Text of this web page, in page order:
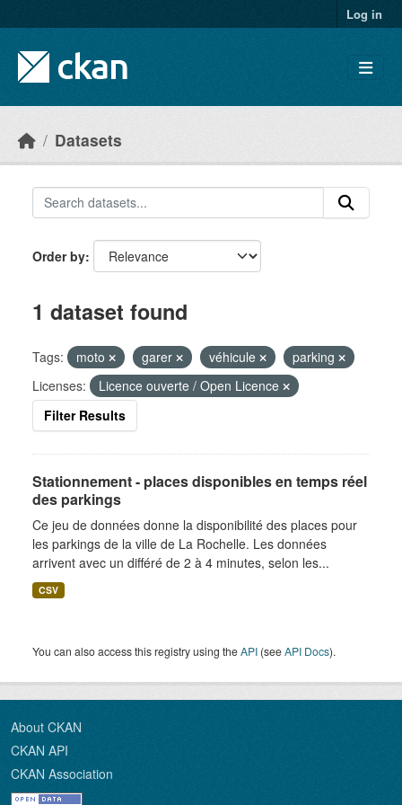
Log in
Datasets
Order by
1 dataset found
Tags: moto garer véhicule
parking
Licenses:
Licence ouverte / Open Licence
Filter Results
Stationnement - places disponibles en temps réel
des parkings
Ce jeu de données donne la disponibilité des places pour
les parkings de la ville de La Rochelle. Les données
arrivent avec un différé de 2 à 4 minutes, selon les...
CSV
You can also access this registry using theAPI (seeAPI Docs).
About CKAN
CKAN API
CKAN Association